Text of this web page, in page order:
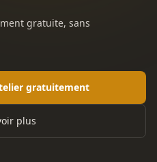
gratuite, sans
gratuitement
plus